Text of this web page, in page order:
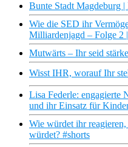
Bunte Stadt Magdeburg
Wie die SED ihr
Milliardenjagd – Folge
Mutwärts – Ihr seid
Wisst IHR, worauf Ihr
Lisa Federle: engagierte
und ihr Einsatz für
Wie würdet ihr
würdet? #shorts